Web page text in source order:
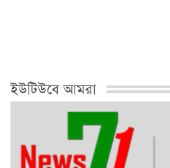
ইউটিউবে আমরা